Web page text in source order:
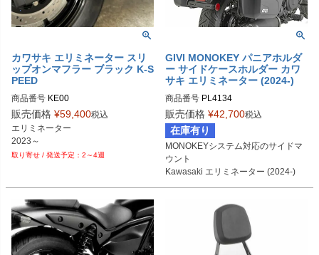
カワサキ エリミネーター スリ
ップオンマフラー ブラック K-S
PEED
商品番号 KE00
販売価格 ¥59,400税込
エリミネーター
2023～
2～4週
GIVI MONOKEY パニアホルダ
ー サイドケースホルダー カワ
サキ エリミネーター (2024-)
商品番号 PL4134
販売価格 ¥42,700税込
在庫有り
MONOKEYシステム対応のサイドマ
ウント
Kawasaki エリミネーター (2024-)